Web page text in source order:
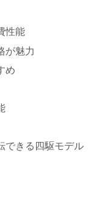
性能
が魅力
め
できる四駆モデル